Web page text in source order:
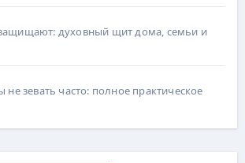
духовный щит дома, семьи и
не зевать часто: полное практическое